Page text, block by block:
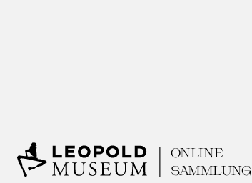
ONLINE
SAMMLUNG